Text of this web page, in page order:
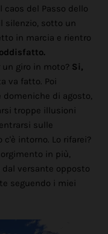
caos del Passo dello
silenzio, sotto un
in marcia e rientro
un giro in moto? Si,
va fatto. Poi
di agosto,
troppe illusioni
sulle
intorno. Lo rifarei?
in più,
dal versante opposto
seguendo i miei